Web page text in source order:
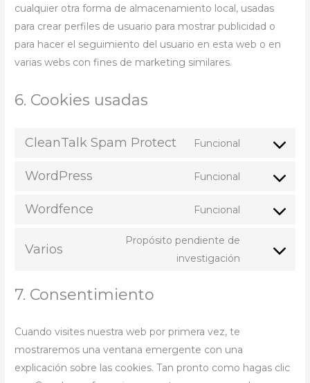
cualquier otra forma de almacenamiento local, usadas
para crear perfiles de usuario para mostrar publicidad o
para hacer el seguimiento del usuario en esta web o en
varias webs con fines de marketing similares.
6. Cookies usadas
CleanTalk Spam Protect Funcional
WordPress Funcional
Wordfence Funcional
Varios
Propósito pendiente de
investigación
7. Consentimiento
Cuando visites nuestra web por primera vez, te
mostraremos una ventana emergente con una
explicación sobre las cookies. Tan pronto como hagas clic